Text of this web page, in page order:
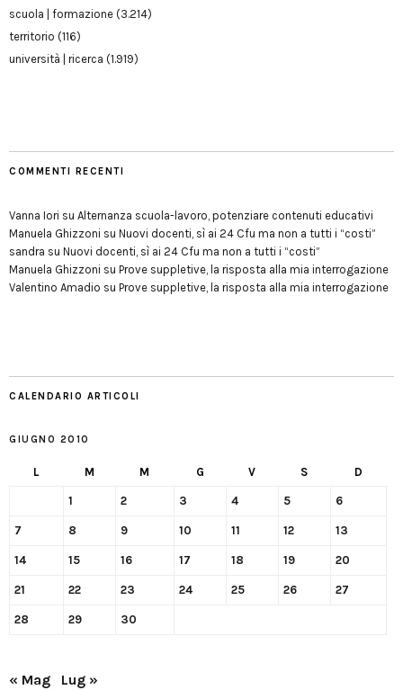
scuola | formazione (3.214)
territorio (116)
università | ricerca (1.919)
COMMENTI RECENTI
Vanna Iori su Alternanza scuola-lavoro, potenziare contenuti educativi
Manuela Ghizzoni su Nuovi docenti, sì ai 24 Cfu ma non a tutti i “costi”
sandra su Nuovi docenti, sì ai 24 Cfu ma non a tutti i “costi”
Manuela Ghizzoni su Prove suppletive, la risposta alla mia interrogazione
Valentino Amadio su Prove suppletive, la risposta alla mia interrogazione
CALENDARIO ARTICOLI
GIUGNO 2010
L M M G V S D
1 2 3 4 5 6
7 8 9 10 11 12 13
14 15 16 17 18 19 20
21 22 23 24 25 26 27
28 29 30
« Mag Lug »